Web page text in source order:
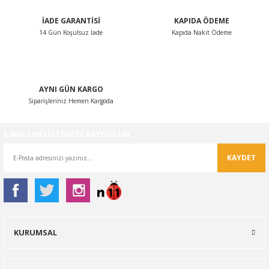
İADE GARANTİSİ
14 Gün Koşulsuz İade
KAPIDA ÖDEME
Kapıda Nakit Ödeme
AYNI GÜN KARGO
Siparişleriniz Hemen Kargoda
KAYDET
KURUMSAL